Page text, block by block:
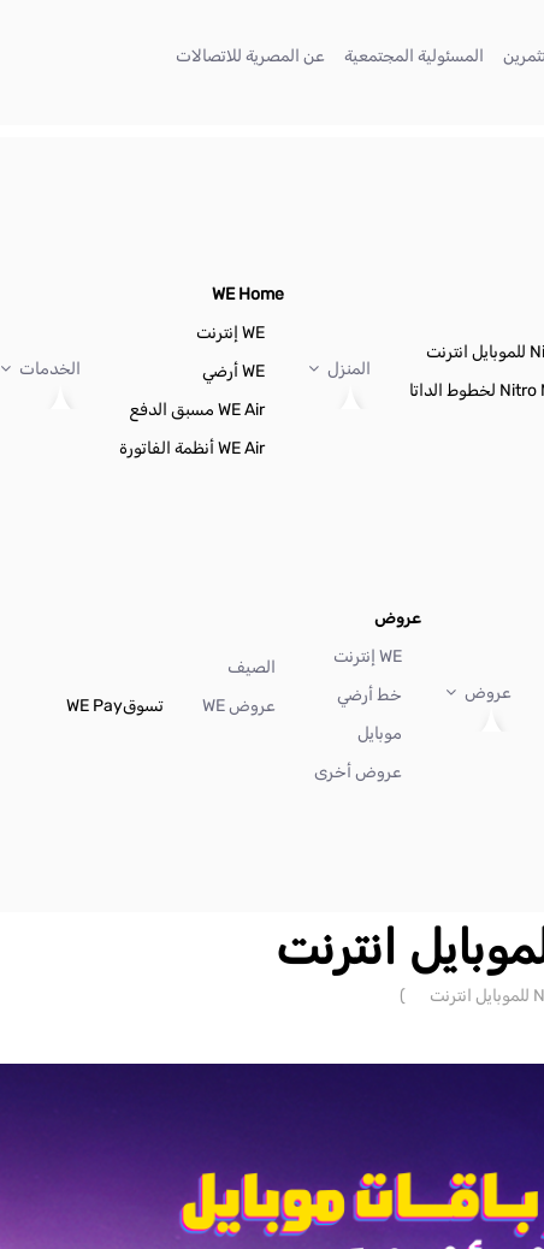
(current) المسئولية المجتمعية
(current) عن المصرية للاتصالات
المنزل
WE Home
WE إنترنت
WE أرضي
WE Air مسبق الدفع
WE Air أنظمة الفاتورة
الخدمات
عروض
عروض
WE إنترنت
خط أرضي
موبايل
عروض أخرى
الصيف
عروض WE
تسوقWE Pay
)